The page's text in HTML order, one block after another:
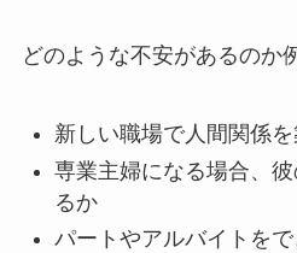
どのような不安があるのか
新しい職場で人間関係を
専業主婦になる場合、
るか
パートやアルバイトを